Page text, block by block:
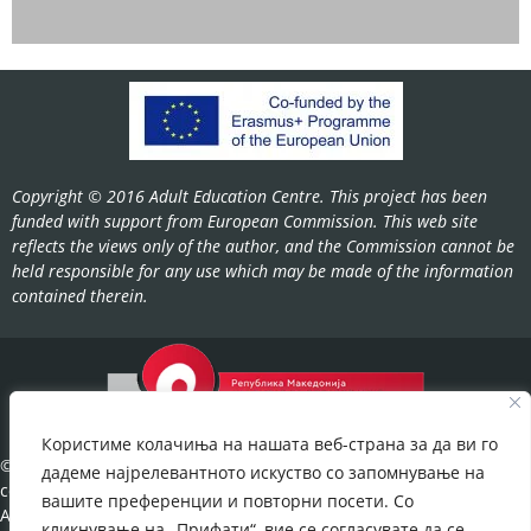
Користиме колачиња на нашата веб-страна за да ви го
дадеме најрелевантното искуство со запомнување на
вашите преференции и повторни посети. Со
Copyright © 2016 Adult Education Centre. This project has been
funded with support from European Commission. This web site
reflects the views only of the author, and the Commission cannot be
held responsible for any use which may be made of the information
contained therein.
©2022-
cov.gov.mk.
All Rights